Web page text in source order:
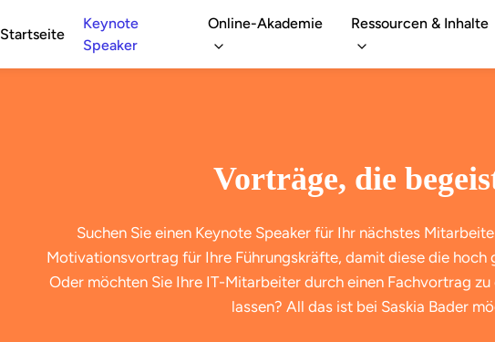
Startseite
Keynote
Speaker
Online-Akademie Ressourcen & Inhalte
Vorträge, die
Suchen Sie einen Keynote Speaker für Ihr nächstes
Motivationsvortrag für Ihre Führungskräfte, damit diese die hoch
Oder möchten Sie Ihre IT-Mitarbeiter durch einen Fachvortrag
lassen? All das ist bei Saskia Bader